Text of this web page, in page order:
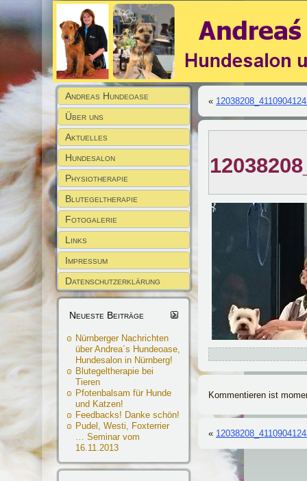
Andreas Hundeoase
Über uns
Aktuelles
Hundesalon
Physiotherapie
Blutegeltherapie
Fotogalerie
Links
Impressum
Datenschutzerklärung
Neueste Beiträge
Nürnberger Nachrichten
über Andrea´s Hundeoase,
Hundesalon in Nürnberg!
Blutegeltherapie bei
Tieren
Pfotenbalsam für Hunde
und Katzen!
Feedbacks! Danke schön!
Pudel, Westi, Foxterrier
… Seminar vom
16.11.2013
«
Kommentieren ist
«